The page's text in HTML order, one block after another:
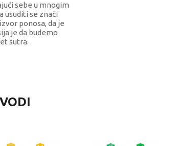
sebe u mnogim
usuditi se znači
ponosa, da je
je da budemo
sutra.